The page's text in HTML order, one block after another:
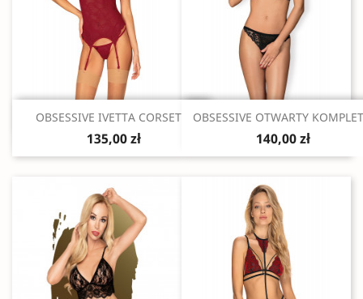
Szybki podgląd
OBSESSIVE IVETTA CORSET...
135,00 zł
Szybki podgląd
OBSESSIVE OTWARTY
140,00 zł